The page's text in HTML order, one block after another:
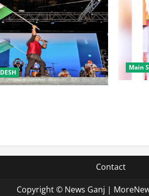
Main
Contact
Copyright © News Ganj |